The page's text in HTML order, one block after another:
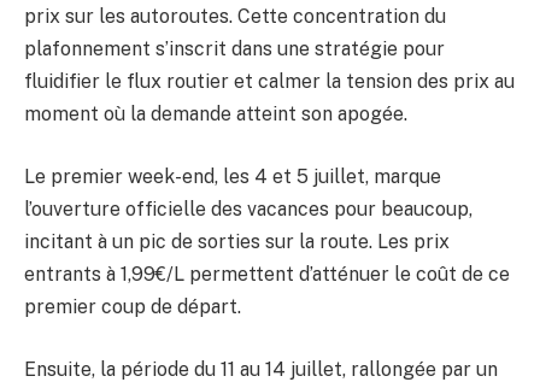
prix sur les autoroutes. Cette concentration du
plafonnement s’inscrit dans une stratégie pour
fluidifier le flux routier et calmer la tension des prix au
moment où la demande atteint son apogée.
Le premier week-end, les 4 et 5 juillet, marque
l’ouverture officielle des vacances pour beaucoup,
incitant à un pic de sorties sur la route. Les prix
entrants à 1,99€/L permettent d’atténuer le coût de ce
premier coup de départ.
Ensuite, la période du 11 au 14 juillet, rallongée par un